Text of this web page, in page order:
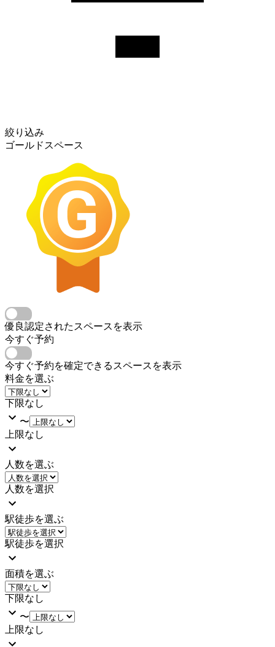
絞り込み
ゴールドスペース
優良認定されたスペースを表示
今すぐ予約
今すぐ予約を確定できるスペースを表示
料金を選ぶ
下限なし
〜
上限なし
人数を選ぶ
人数を選択
駅徒歩を選ぶ
駅徒歩を選択
面積を選ぶ
下限なし
〜
上限なし